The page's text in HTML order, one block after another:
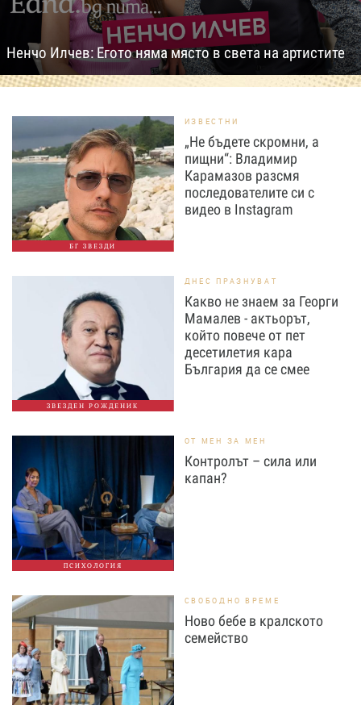
Ненчо Илчев: Егото няма място в света на артистите
БГ ЗВЕЗДИ
ИЗВЕСТНИ
„Не бъдете скромни, а
пищни“: Владимир
Карамазов разсмя
последователите си с
видео в Instagram
ЗВЕЗДЕН РОЖДЕНИК
ДНЕС ПРАЗНУВАТ
Какво не знаем за Георги
Мамалев - актьорът,
който повече от пет
десетилетия кара
България да се смее
ПСИХОЛОГИЯ
ОТ МЕН ЗА МЕН
Контролът – сила или
капан?
СВОБОДНО ВРЕМЕ
Ново бебе в кралското
семейство